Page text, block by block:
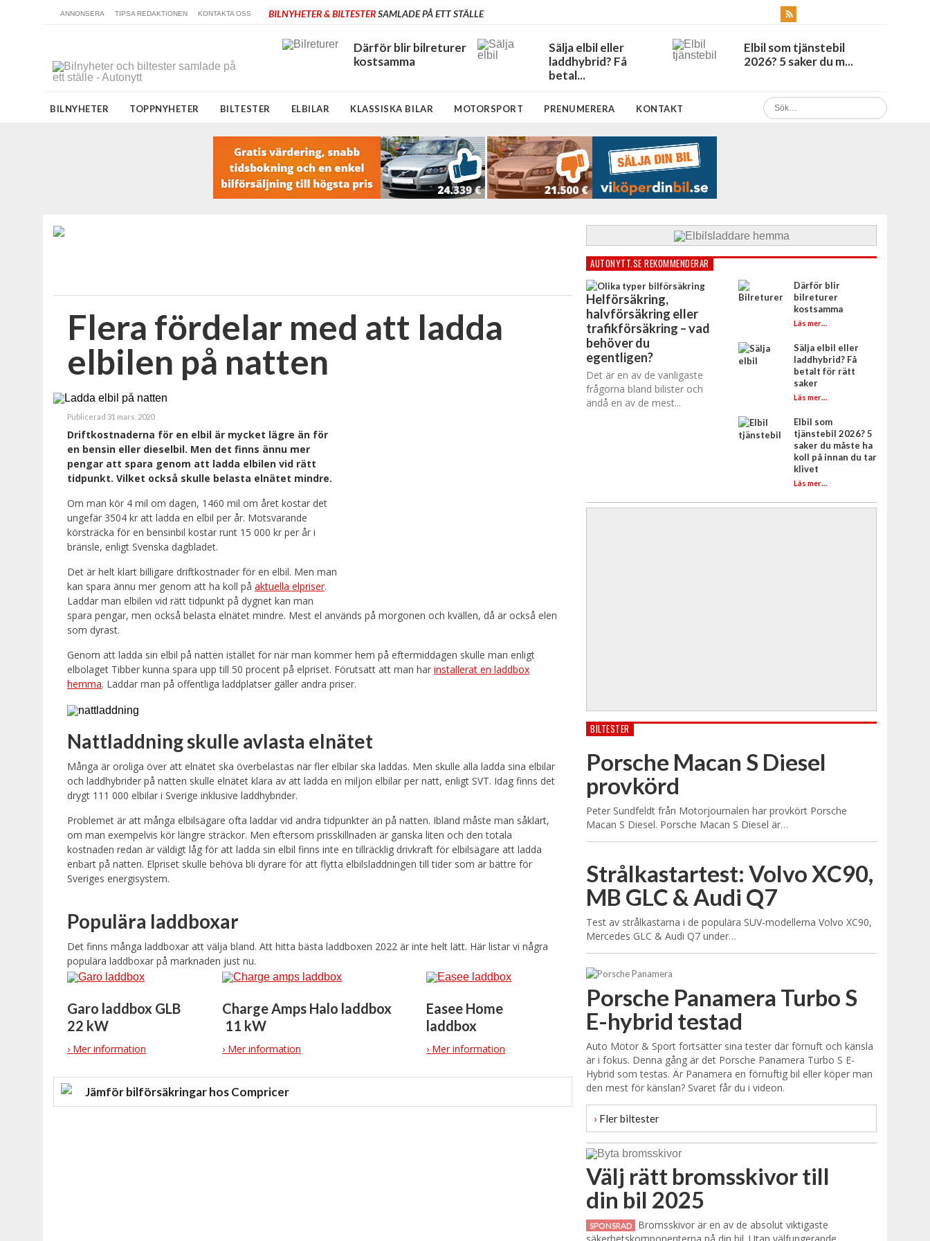
ANNONSERA TIPSA REDAKTIONEN KONTAKTA OSS BILNYHETER & BILTESTERSAMLADE PÅ ETT STÄLLE
Därför blir bilreturer
kostsamma
Sälja elbil eller
laddhybrid? Få
betal...
Elbil som tjänstebil
2026? 5 saker du m...
BILNYHETER TOPPNYHETER BILTESTER ELBILAR KLASSISKA BILAR MOTORSPORT PRENUMERERA KONTAKT
Flera fördelar med att ladda
elbilen på natten
Publicerad 31 mars, 2020
Driftkostnaderna för en elbil är mycket lägre än för
en bensin eller dieselbil. Men det finns ännu mer
pengar att spara genom att ladda elbilen vid rätt
tidpunkt. Vilket också skulle belasta elnätet mindre.
Om man kör 4 mil om dagen, 1460 mil om året kostar det
ungefär 3504 kr att ladda en elbil per år. Motsvarande
körsträcka för en bensinbil kostar runt 15 000 kr per år i
bränsle, enligt Svenska dagbladet.
Det är helt klart billigare driftkostnader för en elbil. Men man
kan spara ännu mer genom att ha koll på aktuella elpriser.
Laddar man elbilen vid rätt tidpunkt på dygnet kan man
spara pengar, men också belasta elnätet mindre. Mest el används på morgonen och kvällen, då är också elen
som dyrast.
Genom att ladda sin elbil på natten istället för när man kommer hem på eftermiddagen skulle man enligt
elbolaget Tibber kunna spara upp till 50 procent på elpriset. Förutsatt att man har installerat en laddbox
hemma. Laddar man på offentliga laddplatser gäller andra priser.
Nattladdning skulle avlasta elnätet
Många är oroliga över att elnätet ska överbelastas när fler elbilar ska laddas. Men skulle alla ladda sina elbilar
och laddhybrider på natten skulle elnätet klara av att ladda en miljon elbilar per natt, enligt SVT. Idag finns det
drygt 111 000 elbilar i Sverige inklusive laddhybrider.
Problemet är att många elbilsägare ofta laddar vid andra tidpunkter än på natten. Ibland måste man såklart,
om man exempelvis kör längre sträckor. Men eftersom prisskillnaden är ganska liten och den totala
kostnaden redan är väldigt låg för att ladda sin elbil finns inte en tillräcklig drivkraft för elbilsägare att ladda
enbart på natten. Elpriset skulle behöva bli dyrare för att flytta elbilsladdningen till tider som är bättre för
Sveriges energisystem.
Populära laddboxar
Det finns många laddboxar att välja bland. Att hitta bästa laddboxen 2022 är inte helt lätt. Här listar vi några
populära laddboxar på marknaden just nu.
Garo laddbox GLB
22 kW
› Mer information
Charge Amps Halo laddbox
11 kW
› Mer information
Easee Home
laddbox
› Mer information
Jämför bilförsäkringar hos Compricer
AUTONYTT.SE REKOMMENDERAR
Helförsäkring,
halvförsäkring eller
trafikförsäkring – vad
behöver du
egentligen?
Det är en av de vanligaste
frågorna bland bilister och
ändå en av de mest...
Därför blir
bilreturer
kostsamma
Läs mer…
Sälja elbil eller
laddhybrid? Få
betalt för rätt
saker
Läs mer…
Elbil som
tjänstebil 2026? 5
saker du måste ha
koll på innan du tar
klivet
Läs mer…
BILTESTER
Porsche Macan S Diesel
provkörd
Peter Sundfeldt från Motorjournalen har provkört Porsche
Macan S Diesel. Porsche Macan S Diesel är…
Strålkastartest: Volvo XC90,
MB GLC & Audi Q7
Test av strålkastarna i de populära SUV-modellerna Volvo XC90,
Mercedes GLC & Audi Q7 under…
Porsche Panamera Turbo S
E-hybrid testad
Auto Motor & Sport fortsätter sina tester där förnuft och känsla
är i fokus. Denna gång är det Porsche Panamera Turbo S E-
Hybrid som testas. Är Panamera en förnuftig bil eller köper man
den mest för känslan? Svaret får du i videon.
› Fler biltester
Välj rätt bromsskivor till
din bil 2025
SPONSRAD
Bromsskivor är en av de absolut viktigaste